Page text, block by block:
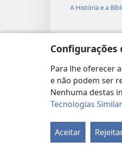
Configurações
Para lhe oferecer
e não podem ser
Nenhuma destas
Tecnologias
Aceitar
A História e a
Copyright©